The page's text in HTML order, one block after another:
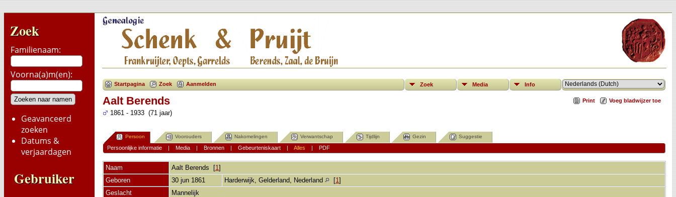
Zoek
Familienaam:
Voorna(a)m(en):
Geavanceerd
zoeken
Datums &
verjaardagen
Gebruiker
Startpagina Zoek Aanmelden Zoek Media Info
Print Voeg bladwijzer toe
Aalt Berends
1861 - 1933 (71 jaar)
Persoon Voorouders Nakomelingen Verwantschap Tijdlijn Gezin Suggestie
Persoonlijke informatie| Media| Bronnen| Gebeurteniskaart| Alles PDF
Naam Aalt Berends [1]
Geboren
30 jun 1861 Harderwijk, Gelderland, Nederland [1]
Geslacht
Mannelijk